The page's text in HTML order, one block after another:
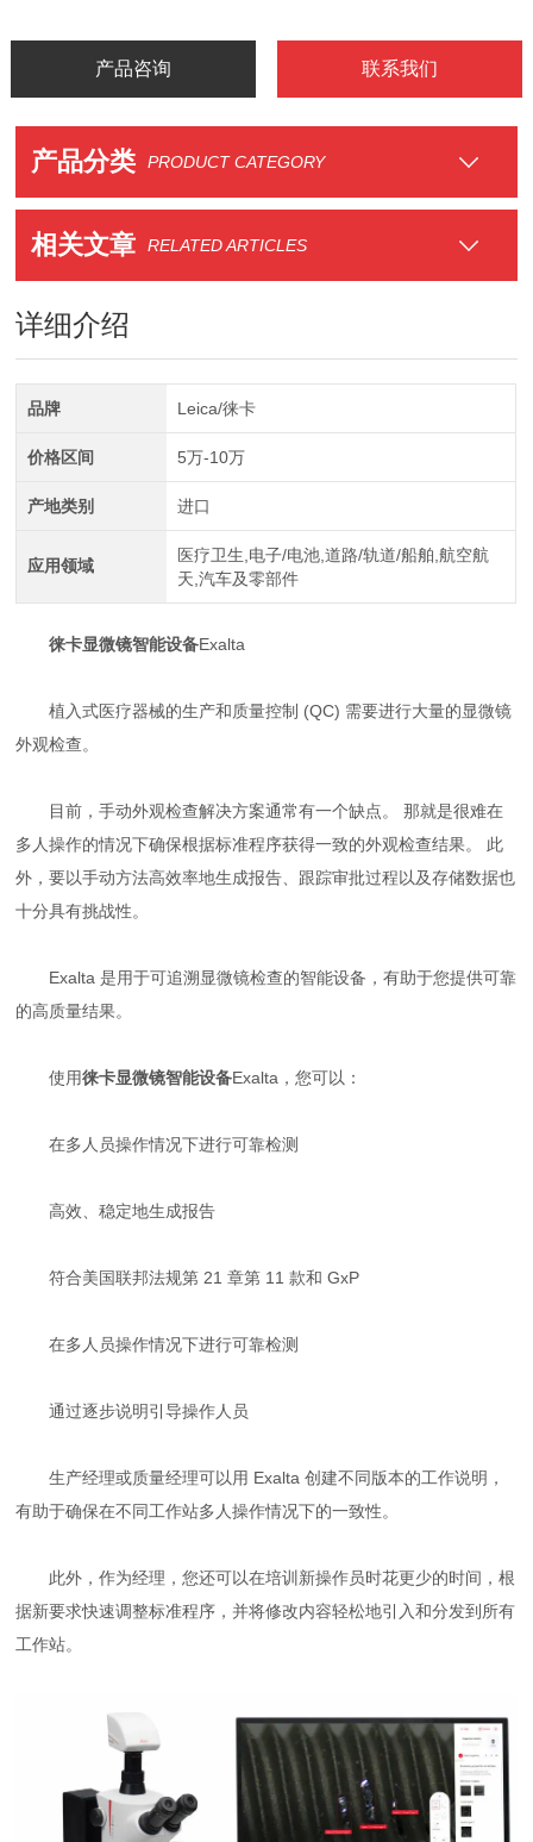
产品咨询 联系我们
产品分类 PRODUCT CATEGORY
相关文章 RELATED ARTICLES
详细介绍
品牌 Leica/徕卡
价格区间 5万-10万
产地类别 进口
应用领域
医疗卫生,电子/电池,道路/轨道/船舶,航空航
天,汽车及零部件
徕卡显微镜智能设备Exalta
植入式医疗器械的生产和质量控制 (QC) 需要进行大量的显微镜
外观检查。
目前，手动外观检查解决方案通常有一个缺点。 那就是很难在
多人操作的情况下确保根据标准程序获得一致的外观检查结果。 此
外，要以手动方法高效率地生成报告、跟踪审批过程以及存储数据也
十分具有挑战性。
Exalta 是用于可追溯显微镜检查的智能设备，有助于您提供可靠
的高质量结果。
使用徕卡显微镜智能设备Exalta，您可以：
在多人员操作情况下进行可靠检测
高效、稳定地生成报告
符合美国联邦法规第 21 章第 11 款和 GxP
在多人员操作情况下进行可靠检测
通过逐步说明引导操作人员
生产经理或质量经理可以用 Exalta 创建不同版本的工作说明，
有助于确保在不同工作站多人操作情况下的一致性。
此外，作为经理，您还可以在培训新操作员时花更少的时间，根
据新要求快速调整标准程序，并将修改内容轻松地引入和分发到所有
工作站。